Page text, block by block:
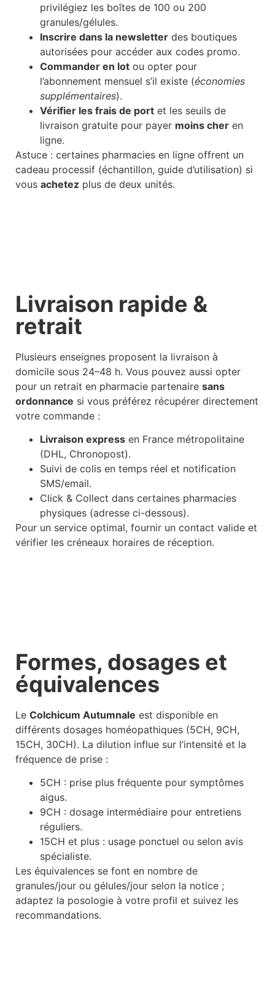
privilégiez les boîtes de 100 ou 200
granules/gélules.
Inscrire dans la newsletter des boutiques
autorisées pour accéder aux codes promo.
Commander en lot ou opter pour
l’abonnement mensuel s’il existe (économies
supplémentaires).
Vérifier les frais de port et les seuils de
livraison gratuite pour payer moins cher en
ligne.
Astuce : certaines pharmacies en ligne offrent un
cadeau processif (échantillon, guide d’utilisation) si
vous achetez plus de deux unités.
Livraison rapide &
retrait
Plusieurs enseignes proposent la livraison à
domicile sous 24–48 h. Vous pouvez aussi opter
pour un retrait en pharmacie partenaire sans
ordonnance si vous préférez récupérer directement
votre commande :
Livraison express en France métropolitaine
(DHL, Chronopost).
Suivi de colis en temps réel et notification
SMS/email.
Click & Collect dans certaines pharmacies
physiques (adresse ci-dessous).
Pour un service optimal, fournir un contact valide et
vérifier les créneaux horaires de réception.
Formes, dosages et
équivalences
Le Colchicum Autumnale est disponible en
différents dosages homéopathiques (5CH, 9CH,
15CH, 30CH). La dilution influe sur l’intensité et la
fréquence de prise :
5CH : prise plus fréquente pour symptômes
aigus.
9CH : dosage intermédiaire pour entretiens
réguliers.
15CH et plus : usage ponctuel ou selon avis
spécialiste.
Les équivalences se font en nombre de
granules/jour ou gélules/jour selon la notice ;
adaptez la posologie à votre profil et suivez les
recommandations.